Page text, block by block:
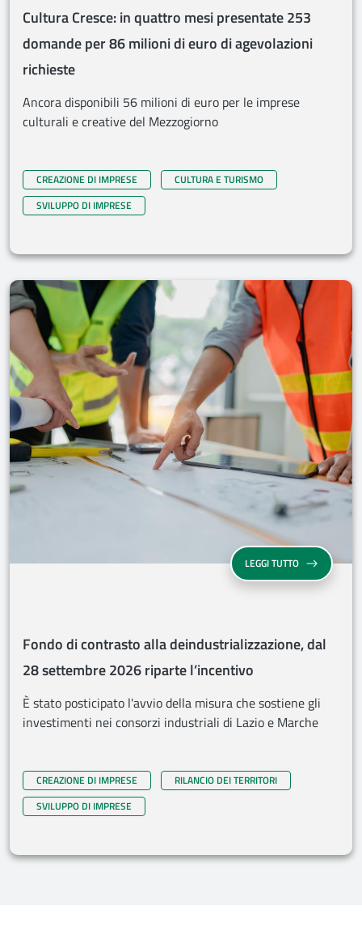
Cultura Cresce: in quattro mesi presentate 253
domande per 86 milioni di euro di agevolazioni
richieste
Ancora disponibili 56 milioni di euro per le imprese
culturali e creative del Mezzogiorno
CREAZIONE DI IMPRESE
CULTURA E TURISMO
SVILUPPO DI IMPRESE
LEGGI TUTTOFONDO DI
Fondo di contrasto alla deindustrializzazione, dal
28 settembre 2026 riparte l’incentivo
È stato posticipato l'avvio della misura che sostiene gli
investimenti nei consorzi industriali di Lazio e Marche
CREAZIONE DI IMPRESE
RILANCIO DEI TERRITORI
SVILUPPO DI IMPRESE